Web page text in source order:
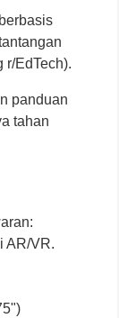
r/EdTech).
panduan
tahan
AR/VR.